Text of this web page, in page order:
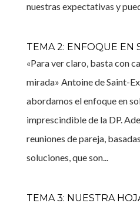
nuestras expectativas y
TEMA 2: ENFOQUE EN
«Para ver claro, basta con
mirada» Antoine de Saint-
abordamos el enfoque en
imprescindible de la DP.
reuniones de pareja,
soluciones, que son...
TEMA 3: NUESTRA